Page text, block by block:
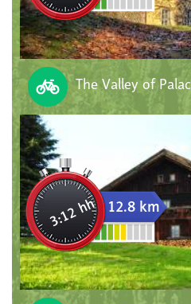
The Valley of
3:12 hh 12.8 km